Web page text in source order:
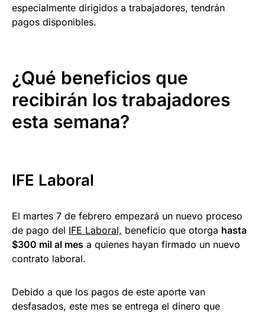
especialmente dirigidos a trabajadores, tendrán
pagos disponibles.
¿Qué beneficios que
recibirán los trabajadores
esta semana?
IFE Laboral
El martes 7 de febrero empezará un nuevo proceso
de pago del IFE Laboral, beneficio que otorga hasta
$300 mil al mes a quienes hayan firmado un nuevo
contrato laboral.
Debido a que los pagos de este aporte van
desfasados, este mes se entrega el dinero que